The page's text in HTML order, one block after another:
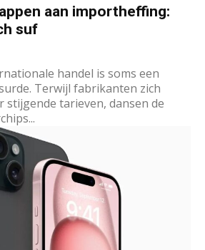
aan importheffing:
suf
handel is soms een
Terwijl fabrikanten zich
stijgende tarieven, dansen de